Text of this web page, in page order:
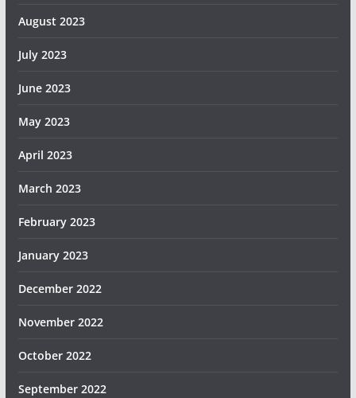
August 2023
July 2023
June 2023
May 2023
April 2023
March 2023
February 2023
January 2023
December 2022
November 2022
October 2022
September 2022